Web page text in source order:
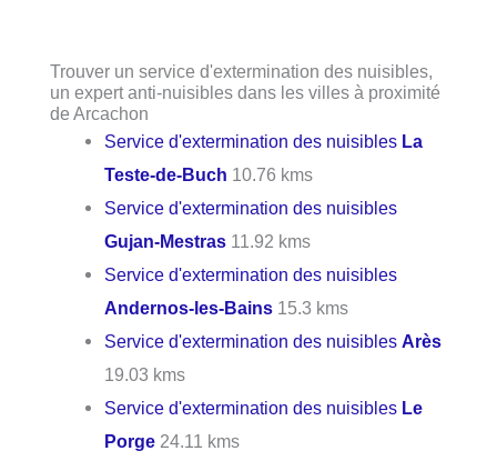
Trouver un service d'extermination des nuisibles,
un expert anti-nuisibles dans les villes à proximité
de Arcachon
Service d'extermination des nuisibles La
Teste-de-Buch 10.76 kms
Service d'extermination des nuisibles
Gujan-Mestras 11.92 kms
Service d'extermination des nuisibles
Andernos-les-Bains 15.3 kms
Service d'extermination des nuisiblesArès
19.03 kms
Service d'extermination des nuisibles Le
Porge 24.11 kms